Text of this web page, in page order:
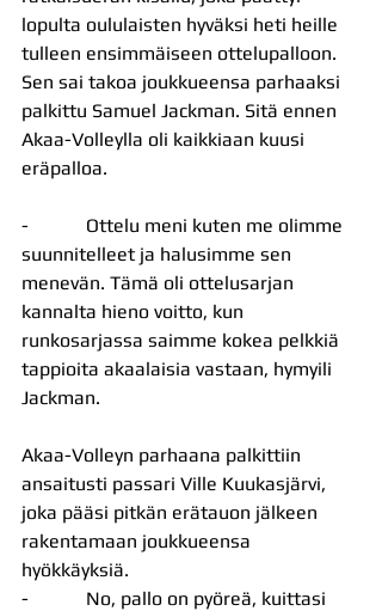
lopulta oululaisten hyväksi heti heille
tulleen ensimmäiseen ottelupalloon.
Sen sai takoa joukkueensa parhaaksi
palkittu Samuel Jackman. Sitä ennen
Akaa-Volleylla oli kaikkiaan kuusi
eräpalloa.
-            Ottelu meni kuten me olimme
suunnitelleet ja halusimme sen
menevän. Tämä oli ottelusarjan
kannalta hieno voitto, kun
runkosarjassa saimme kokea pelkkiä
tappioita akaalaisia vastaan, hymyili
Jackman.
Akaa-Volleyn parhaana palkittiin
ansaitusti passari Ville Kuukasjärvi,
joka pääsi pitkän erätauon jälkeen
rakentamaan joukkueensa
hyökkäyksiä.
-            No, pallo on pyöreä, kuittasi